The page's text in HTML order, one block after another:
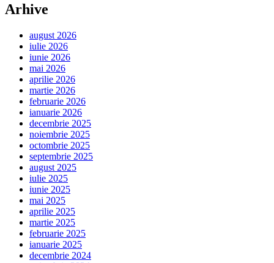
Arhive
august 2026
iulie 2026
iunie 2026
mai 2026
aprilie 2026
martie 2026
februarie 2026
ianuarie 2026
decembrie 2025
noiembrie 2025
octombrie 2025
septembrie 2025
august 2025
iulie 2025
iunie 2025
mai 2025
aprilie 2025
martie 2025
februarie 2025
ianuarie 2025
decembrie 2024